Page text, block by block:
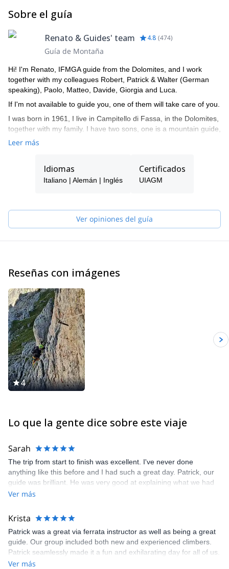
Sobre el guía
Renato & Guides' team 4.8 (474)
Guía de Montaña
Hi! I'm Renato, IFMGA guide from the Dolomites, and I work
together with my colleagues Robert, Patrick & Walter (German
speaking), Paolo, Matteo, Davide, Giorgia and Luca.
If I'm not available to guide you, one of them will take care of you.
I was born in 1961, I live in Campitello di Fassa, in the Dolomites,
together with my family. I have two sons, one is a mountain guide,
the other is a ski instructor. I am a certified mountain guide since
Being in the mountains has always been my passion, guiding
people, teaching them climbing, mountaineering... during the
frozen waterfalls.
My curriculum and professional mountaineering is made of many
ascents and some openings of routes in the Dolomites and the
several high altitude climbs like Mt Denali (Alaska), Ama Dablam
(6828m), Cho Oyu (8201m), Manaslu (8163m), Shivling in India
(6545m), Cotopaxi and Chimborazo in Ecuador (5897m and
6310m), Patagonia (Argentina).
Feel free to get in touch with me if you are coming in the
Dolomites for skiing (alpine, freeride and ski touring), rock
climbing, sport climbing and multi pitch climbing. It will be my
pleasure to guide you here and let you discover my secret spots.
Leer más
Idiomas
Italiano | Alemán | Inglés
Certificados
UIAGM
Ver opiniones del guía
Reseñas con imágenes
4
Lo que la gente dice sobre este viaje
Sarah
The trip from start to finish was excellent. I've never done
anything like this before and I had such a great day. Patrick, our
guide was brilliant. He was very good at explaining what we had
to do, what the different mountains in the area were, also very
Ver más
Krista
Patrick was a great via ferrata instructor as well as being a great
guide. Our group included both new and experienced climbers.
Patrick seamlessly made it a fun and exhilarating day for all of us.
We are "rope-climbers" at home. This class gave us the skills to
Ver más